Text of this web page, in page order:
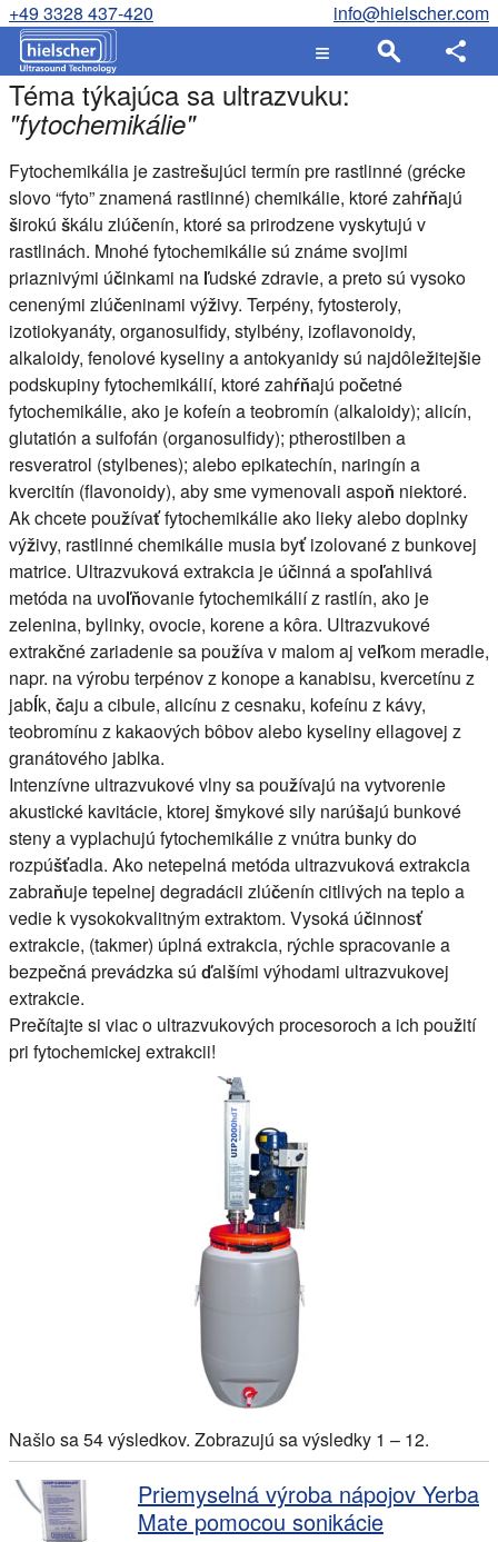
+49 3328 437-420 info@hielscher.com
Téma týkajúca sa ultrazvuku:
"fytochemikálie"
Fytochemikália je zastrešujúci termín pre rastlinné (grécke
slovo “fyto” znamená rastlinné) chemikálie, ktoré zahŕňajú
širokú škálu zlúčenín, ktoré sa prirodzene vyskytujú v
rastlinách. Mnohé fytochemikálie sú známe svojimi
priaznivými účinkami na ľudské zdravie, a preto sú vysoko
cenenými zlúčeninami výživy. Terpény, fytosteroly,
izotiokyanáty, organosulfidy, stylbény, izoflavonoidy,
alkaloidy, fenolové kyseliny a antokyanidy sú najdôležitejšie
podskupiny fytochemikálií, ktoré zahŕňajú početné
fytochemikálie, ako je kofeín a teobromín (alkaloidy); alicín,
glutatión a sulfofán (organosulfidy); ptherostilben a
resveratrol (stylbenes); alebo epikatechín, naringín a
kvercitín (flavonoidy), aby sme vymenovali aspoň niektoré.
Ak chcete používať fytochemikálie ako lieky alebo doplnky
výživy, rastlinné chemikálie musia byť izolované z bunkovej
matrice. Ultrazvuková extrakcia je účinná a spoľahlivá
metóda na uvoľňovanie fytochemikálií z rastlín, ako je
zelenina, bylinky, ovocie, korene a kôra. Ultrazvukové
extrakčné zariadenie sa používa v malom aj veľkom meradle,
napr. na výrobu terpénov z konope a kanabisu, kvercetínu z
jabĺk, čaju a cibule, alicínu z cesnaku, kofeínu z kávy,
teobromínu z kakaových bôbov alebo kyseliny ellagovej z
granátového jablka.
Intenzívne ultrazvukové vlny sa používajú na vytvorenie
akustické kavitácie, ktorej šmykové sily narúšajú bunkové
steny a vyplachujú fytochemikálie z vnútra bunky do
rozpúšťadla. Ako netepelná metóda ultrazvuková extrakcia
zabraňuje tepelnej degradácii zlúčenín citlivých na teplo a
vedie k vysokokvalitným extraktom. Vysoká účinnosť
extrakcie, (takmer) úplná extrakcia, rýchle spracovanie a
bezpečná prevádzka sú ďalšími výhodami ultrazvukovej
extrakcie.
Prečítajte si viac o ultrazvukových procesoroch a ich použití
pri fytochemickej extrakcii!
Našlo sa 54 výsledkov. Zobrazujú sa výsledky 1 – 12.
Priemyselná výroba nápojov Yerba
Mate pomocou sonikácie